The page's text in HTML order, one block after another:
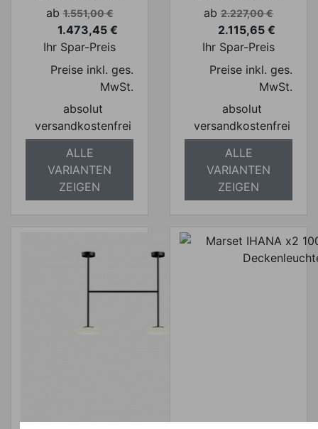
Verkaufspreis
ab 1.551,00 €
Preis
1.473,45 €
Ihr Spar-Preis
Preise inkl. ges.
MwSt.
absolut
versandkostenfrei
ALLE
VARIANTEN
ZEIGEN
Verkaufspreis
ab 2.227,00 €
Preis
2.115,65 €
Ihr Spar-Preis
Preise inkl. ges.
MwSt.
absolut
versandkostenfrei
ALLE
VARIANTEN
ZEIGEN